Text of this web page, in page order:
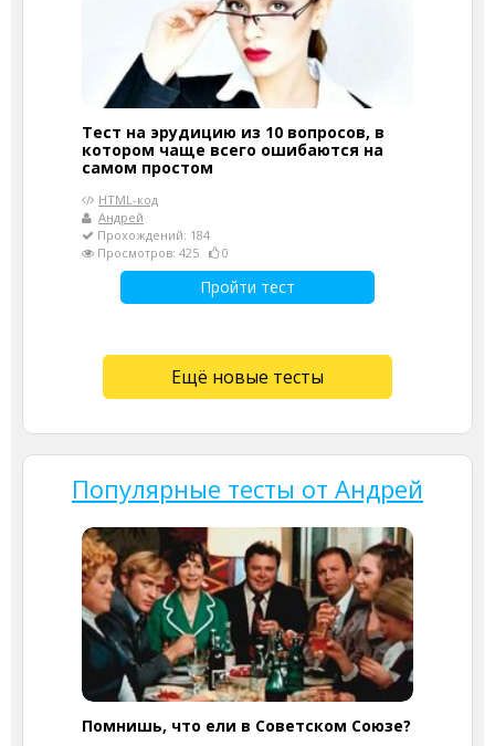
Тест на эрудицию из 10 вопросов, в
котором чаще всего ошибаются на
самом простом
HTML-код
Андрей
Прохождений: 184
Просмотров: 425
0
Пройти тест
Ещё новые тесты
Популярные тесты от Андрей
Помнишь, что ели в Советском Союзе?